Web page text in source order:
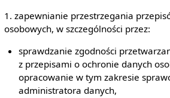
1. zapewnianie przestrzegania
osobowych, w szczególności przez:
sprawdzanie zgodności
z przepisami o ochronie danych
opracowanie w tym zakresie
administratora danych,